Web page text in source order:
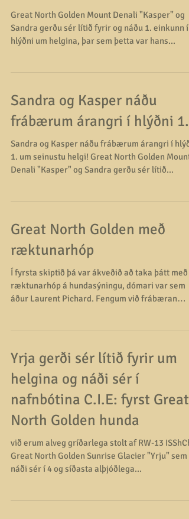
Great North Golden Mount
Denali "Kasper" orðinn OB1
meistari!!
Great North Golden Mount Denali "Kasper" og
hlýðni um helgina, þar sem þetta var hans...
Sandra og Kasper náðu
frábærum árangri í hlýðni 1.
Sandra og Kasper náðu frábærum árangri í
Denali "Kasper" og Sandra gerðu sér lítið...
Great North Golden með
Í fyrsta skiptið þá var ákveðið að taka þátt með
áður Laurent Pichard. Fengum við frábæran
dóm...
Yrja gerði sér lítið fyrir um
helgina og náði sér í
nafnbótina C.I.E: fyrst Great
North Golden hunda
við erum alveg gríðarlega stolt af RW-13 ISShCh